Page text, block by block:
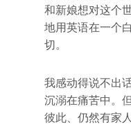
和新娘想对这个
地用英语在一个
切。
我感动得说不出
沉溺在痛苦中。
彼此、仍然有家